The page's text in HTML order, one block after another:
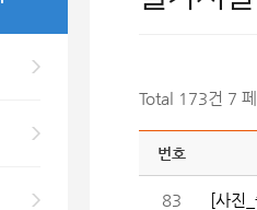
Total 173건 7
번호
83 [사진